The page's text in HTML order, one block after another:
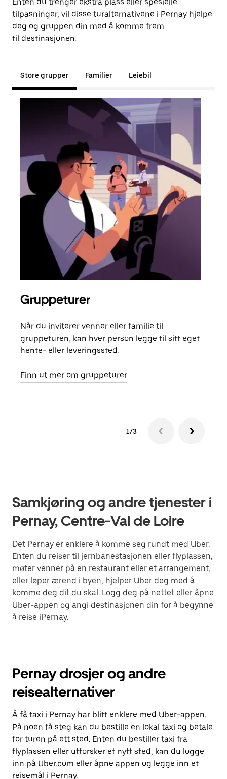
tilpasninger, vil disse turalternativene i Pernay hjelpe
deg og gruppen din med å komme frem
til destinasjonen.
Store grupper Familier Leiebil
Gruppeturer
Når du inviterer venner eller familie til
gruppeturen, kan hver person legge til sitt eget
hente- eller leveringssted.
Finn ut mer om gruppeturer
1/3
Samkjøring og andre tjenester i
Pernay, Centre-Val de Loire
Det Pernay er enklere å komme seg rundt med Uber.
Enten du reiser til jernbanestasjonen eller flyplassen,
møter venner på en restaurant eller et arrangement,
eller løper ærend i byen, hjelper Uber deg med å
komme deg dit du skal. Logg deg på nettet eller åpne
Uber-appen og angi destinasjonen din for å begynne
å reise iPernay.
Pernay drosjer og andre
reisealternativer
Å få taxi i Pernay har blitt enklere med Uber-appen.
På noen få steg kan du bestille en lokal taxi og betale
for turen på ett sted. Enten du bestiller taxi fra
flyplassen eller utforsker et nytt sted, kan du logge
inn på Uber.com eller åpne appen og legge inn et
reisemål i Pernay.